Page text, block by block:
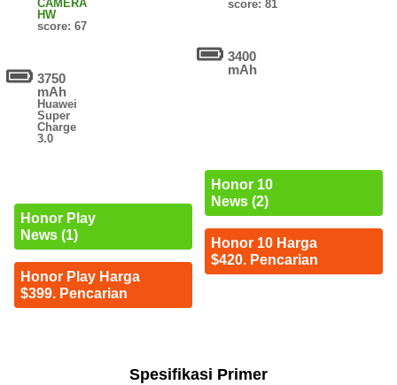
CAMERA
HW
score: 67
3750
mAh
Huawei
Super
Charge
3.0
Honor Play
News (1)
Honor Play Harga
$399. Pencarian
score: 81
3400
mAh
Honor 10
News (2)
Honor 10 Harga
$420. Pencarian
Spesifikasi Primer